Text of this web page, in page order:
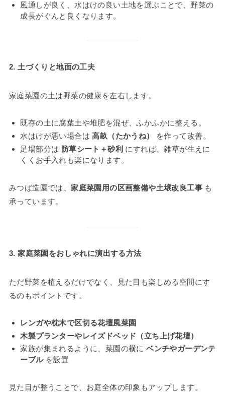
風通しが良く、水はけの良い土地を選ぶことで、野菜の
成長がぐんと良くなります。
2. 土づくりと地面の工夫
家庭菜園の土は野菜の健康を左右します。
既存の土に腐葉土や堆肥を混ぜ、ふかふかに整える。
水はけが悪い場合は高畝（たかうね）
を作って改善。
足場部分は 防草シート＋砂利 にすれば、雑草が生えに
くくお手入れも楽になります。
みつば造園では、家庭菜園用の区画整備や土壌改良工事 も
承っています。
3. 家庭菜園をおしゃれに演出する方法
ただ野菜を植えるだけでなく、見た目も楽しめる空間にす
るのもポイントです。
レンガや枕木で区切る花壇風菜園
木製プランターやレイズドベッド（立ち上げ花壇）
家族が集まれるように、菜園の横にベンチやガーデンテ
ーブルを設置
見た目が整うことで、お庭全体の印象もアップします。